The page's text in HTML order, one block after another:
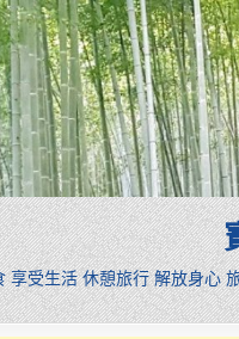
享受生活 休憩旅行 解放身心